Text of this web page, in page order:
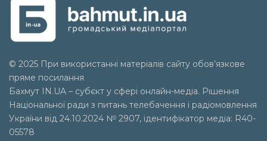
© 2025 При використанні матеріалів сайту обов’язкове
пряме посилання
Бахмут IN.UA – субєкт у сфері онлайн-медіа. Рішення
Національної ради з питань телебачення і радіомовлення
України від 24.10.2024 № 2907, ідентифікатор медіа: R40-
05578